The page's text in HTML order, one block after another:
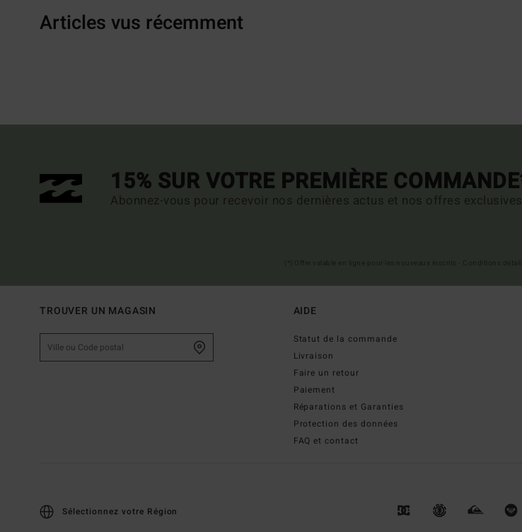
Articles vus récemment
15% SUR VOTRE PREMIÈRE
Abonnez-vous pour recevoir nos dernières actus et nos offres
TROUVER UN MAGASIN AIDE
Statut de la commande
Livraison
Faire un retour
Paiement
Réparations et Garanties
Protection des données
FAQ et contact
Sélectionnez votre Région